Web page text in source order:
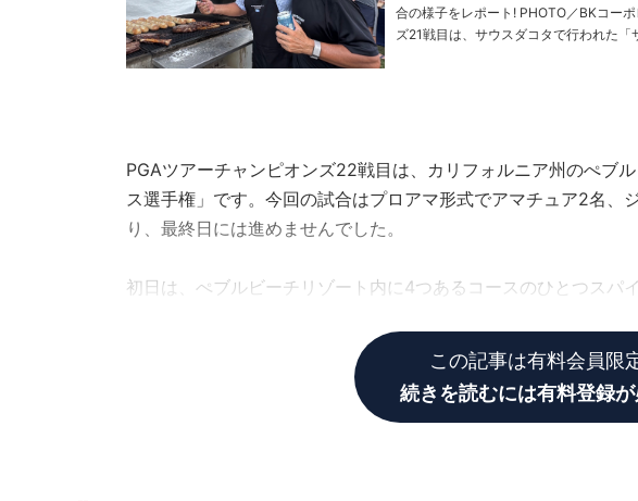
合の様子をレポート! PHOTO／BKコーポレーション >>前回のお話はこちら PGAツアーチャンピオン
ズ21戦目は、サウスダコタで行われた
PGAツアーチャンピオンズ22戦目は、カリフォルニア州のぺブ
ス選手権」です。今回の試合はプロアマ形式でアマチュア2名、
り、最終日には進めませんでした。
初日は、ぺブルビーチリゾート内に4つあるコースのひとつスパ
この記事は有料会員限
続きを読むには有料登録